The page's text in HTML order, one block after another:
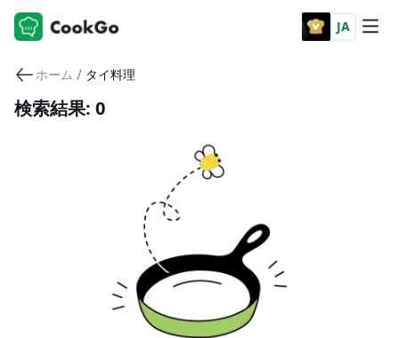
JA
ホーム / タイ料理
検索結果: 0